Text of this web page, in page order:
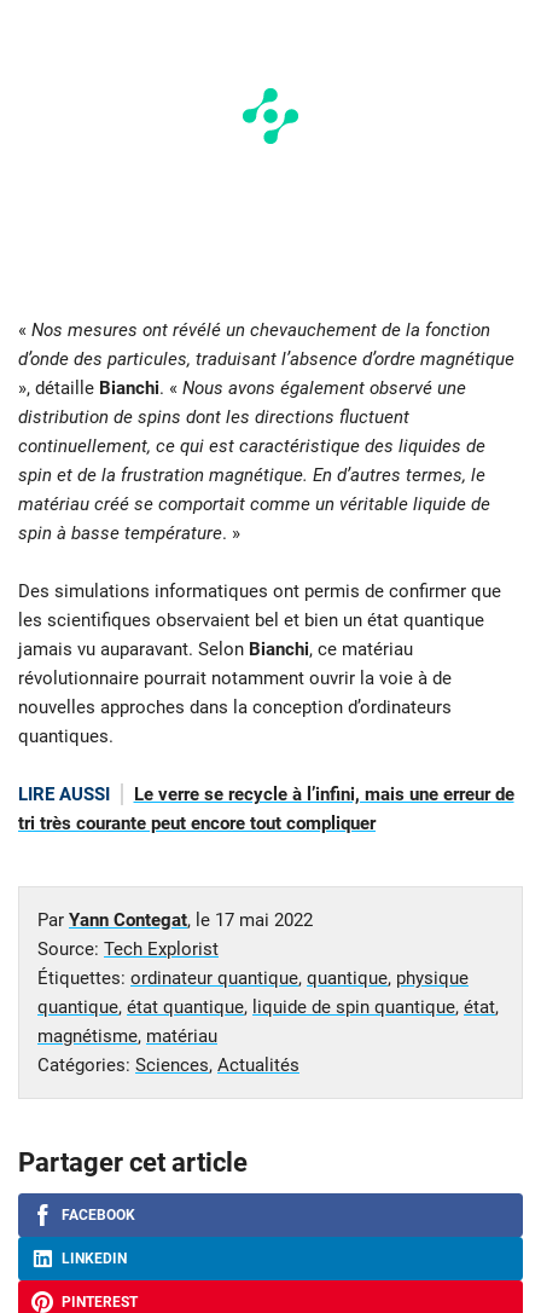
« Nos mesures ont révélé un chevauchement de la fonction
d’onde des particules, traduisant l’absence d’ordre magnétique
», détaille Bianchi. « Nous avons également observé une
distribution de spins dont les directions fluctuent
continuellement, ce qui est caractéristique des liquides de
spin et de la frustration magnétique. En d’autres termes, le
matériau créé se comportait comme un véritable liquide de
spin à basse température. »
Des simulations informatiques ont permis de confirmer que
les scientifiques observaient bel et bien un état quantique
jamais vu auparavant. Selon Bianchi, ce matériau
révolutionnaire pourrait notamment ouvrir la voie à de
nouvelles approches dans la conception d’ordinateurs
quantiques.
LIRE AUSSI
Le verre se recycle à l’infini, mais une erreur de
tri très courante peut encore tout compliquer
Par Yann Contegat, le 17 mai 2022
Source: Tech Explorist
Étiquettes: ordinateur quantique, quantique, physique
quantique, état quantique, liquide de spin quantique, état,
magnétisme, matériau
Catégories: Sciences, Actualités
Partager cet article
FACEBOOK
LINKEDIN
PINTEREST